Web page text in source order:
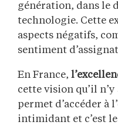
génération, dans le
technologie. Cette
aspects négatifs,
sentiment
En France,
cette vision qu’il n’y
permet d’accéder à
intimidant et c’est